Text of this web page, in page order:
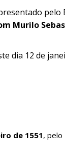
Murilo
dia 12 de
de 1551, pelo